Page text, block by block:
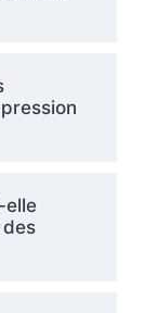
elle